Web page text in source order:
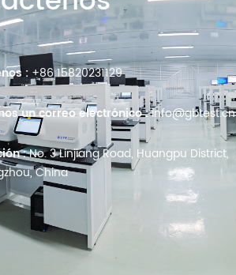
: +86 15820231129
un correo electrónico :info@gbtest.cn
:No. 3 Linjiang Road, Huangpu District,
China